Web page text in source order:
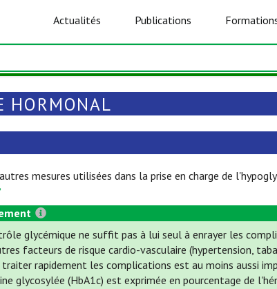
Actualités Publications
HORMONAL
mesures utilisées dans la prise en charge de
glycémique ne suffit pas à lui seul à enrayer les
facteurs de risque cardio-vasculaire (hypertension,
rapidement les complications est au moins aussi
glycosylée (HbA1c) est exprimée en pourcentage de